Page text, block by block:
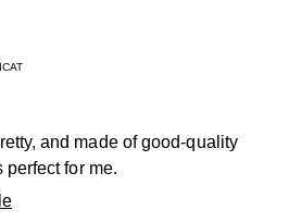
and made of good-quality
for me.